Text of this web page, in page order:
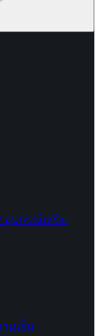
อุปกรณ์เสริม
มเย็น